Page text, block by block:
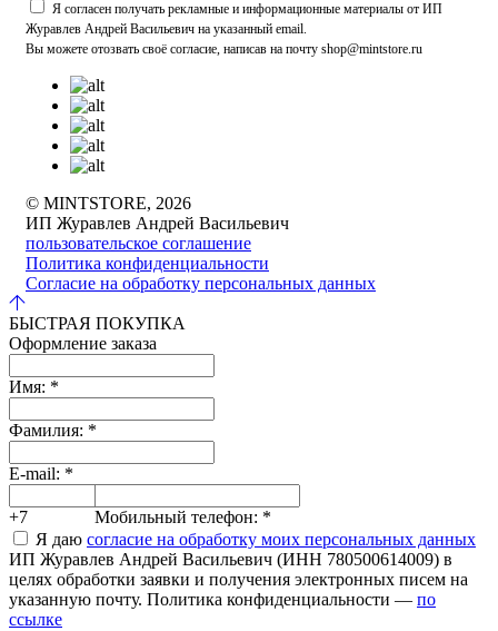
Я согласен получать рекламные и информационные материалы от ИП
Журавлев Андрей Васильевич на указанный email.
Вы можете отозвать своё согласие, написав на почту shop@mintstore.ru
© MINTSTORE, 2026
ИП Журавлев Андрей Васильевич
пользовательское соглашение
Политика конфиденциальности
Согласие на обработку персональных данных
БЫСТРАЯ ПОКУПКА
Оформление заказа
Имя: *
Фамилия: *
E-mail: *
+7 Мобильный телефон: *
Я даю согласие на обработку моих персональных данных
ИП Журавлев Андрей Васильевич (ИНН 780500614009) в
целях обработки заявки и получения электронных писем на
указанную почту. Политика конфиденциальности — по
ссылке